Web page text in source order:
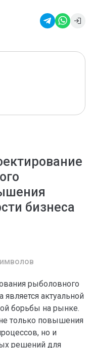
бизнеса
рыболовного
актуальной
борьбы на рынке.
только повышения
но и
решений для